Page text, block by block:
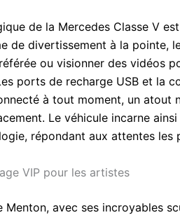
de la Mercedes Classe V
de divertissement à la pointe,
ou visionner des vidéos
ports de recharge USB et la
à tout moment, un atout
Le véhicule incarne
répondant aux attentes les
VIP pour les artistes
avec ses incroyables